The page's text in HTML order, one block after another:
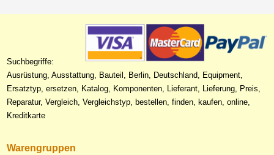
Suchbegriffe:
Ausrüstung, Ausstattung, Bauteil, Berlin, Deutschland, Equipment,
Ersatztyp, ersetzen, Katalog, Komponenten, Lieferant, Lieferung, Preis,
Reparatur, Vergleich, Vergleichstyp, bestellen, finden, kaufen, online,
Kreditkarte
Warengruppen